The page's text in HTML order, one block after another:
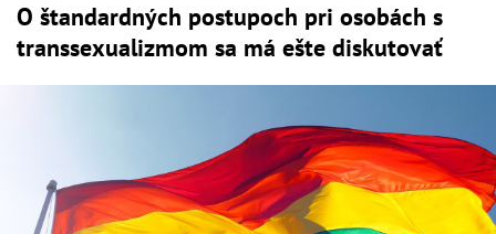
O štandardných postupoch pri osobách s
transsexualizmom sa má ešte diskutovať